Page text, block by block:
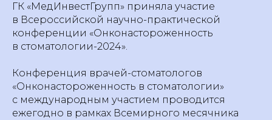
ГК «МедИнвестГрупп» приняла участие
в Всероссийской научно-практической
конференции «Онконастороженность
в стоматологии-2024».
Конференция врачей-стоматологов
«Онконастороженность в стоматологии»
с международным участием проводится
ежегодно в рамках Всемирного месячника